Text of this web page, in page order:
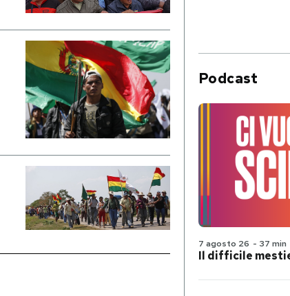
Podcast
7 agosto 26 - 37 min
Il difficile